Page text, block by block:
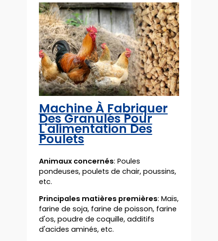
Machine À Fabriquer
Des Granulés Pour
L'alimentation Des
Poulets
Animaux concernés: Poules
pondeuses, poulets de chair, poussins,
etc.
Principales matières premières: Maïs,
farine de soja, farine de poisson, farine
d'os, poudre de coquille, additifs
d'acides aminés, etc.